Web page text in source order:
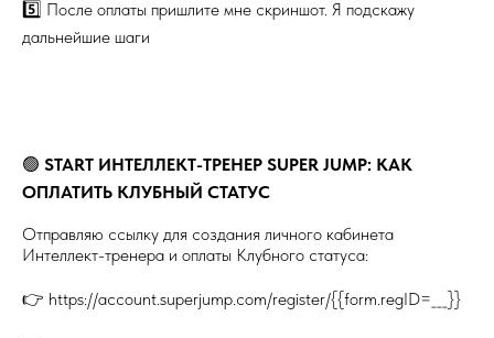
5️⃣ После оплаты пришлите мне скриншот. Я подскажу
дальнейшие шаги
🟢 START ИНТЕЛЛЕКТ-ТРЕНЕР SUPER JUMP: КАК
ОПЛАТИТЬ КЛУБНЫЙ СТАТУС
Отправляю ссылку для создания личного кабинета
Интеллект-тренера и оплаты Клубного статуса:
👉 https://account.superjump.com/register/{{form.regID=___}}